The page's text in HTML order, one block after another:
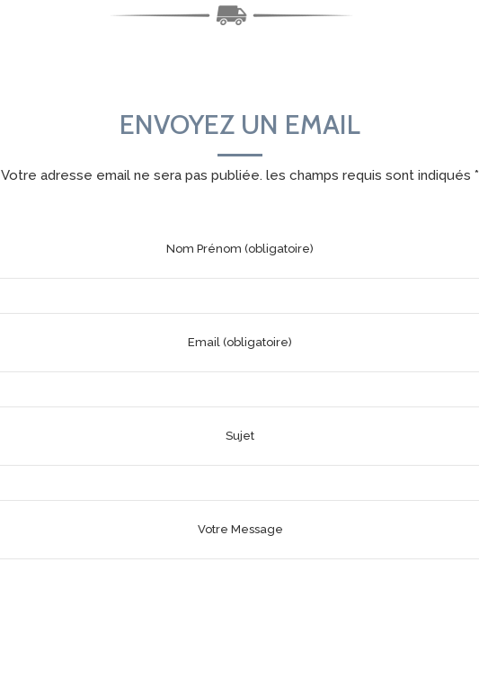
ENVOYEZ UN EMAIL
Votre adresse email ne sera pas publiée. les champs requis sont indiqués *
Nom Prénom (obligatoire)
Email (obligatoire)
Sujet
Votre Message